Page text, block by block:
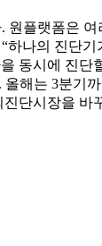
플랫폼은
나의 진단
동시에 진
해는 3분기
단시장을